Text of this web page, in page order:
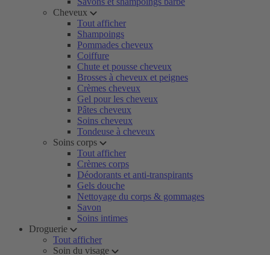
Cheveux
Tout afficher
Shampoings
Pommades cheveux
Coiffure
Chute et pousse cheveux
Brosses à cheveux et peignes
Crèmes cheveux
Gel pour les cheveux
Pâtes cheveux
Soins cheveux
Tondeuse à cheveux
Soins corps
Tout afficher
Crèmes corps
Déodorants et anti-transpirants
Gels douche
Nettoyage du corps & gommages
Savon
Soins intimes
Droguerie
Tout afficher
Soin du visage